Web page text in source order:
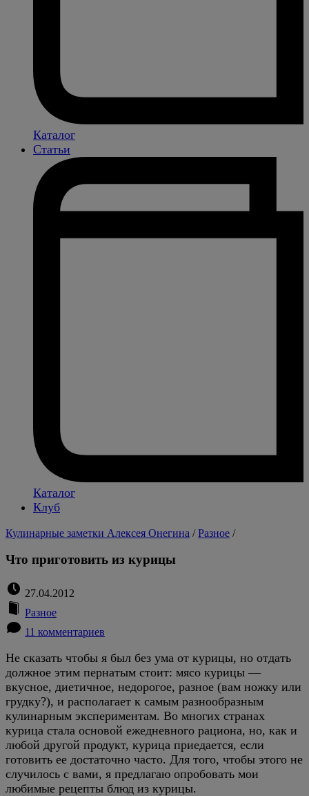
Каталог
Статьи
Каталог
Клуб
Кулинарные заметки Алексея Онегина /Разное /
Что приготовить из курицы
27.04.2012
Разное
11 комментариев
Не сказать чтобы я был без ума от курицы, но отдать
должное этим пернатым стоит: мясо курицы —
вкусное, диетичное, недорогое, разное (вам ножку или
грудку?), и располагает к самым разнообразным
кулинарным экспериментам. Во многих странах
курица стала основой ежедневного рациона, но, как и
любой другой продукт, курица приедается, если
готовить ее достаточно часто. Для того, чтобы этого не
случилось с вами, я предлагаю опробовать мои
любимые рецепты блюд из курицы.